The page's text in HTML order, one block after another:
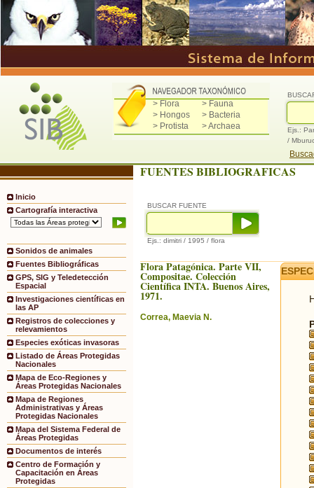
> Flora
> Fauna
> Hongos
> Bacteria
> Protista
> Archaea
Ejs.:
/
Inicio
Cartografía interactiva
Sonidos de animales
Fuentes Bibliográficas
GPS, SIG y Teledetección
Espacial
Investigaciones científicas en
las AP
Registros de colecciones y
relevamientos
Especies exóticas invasoras
Listado de Áreas Protegidas
Nacionales
Mapa de Eco-Regiones y
Áreas Protegidas Nacionales
Mapa de Regiones
Administrativas y Áreas
Protegidas Nacionales
Mapa del Sistema Federal de
Áreas Protegidas
Documentos de interés
Centro de Formación y
Capacitación en Áreas
Protegidas
FUENTES BIBLIOGRAFICAS
BUSCAR FUENTE
Ejs.: dimitri / 1995 / flora
Flora Patagónica. Parte VII,
Compositae. Colección
Científica INTA. Buenos Aires,
1971.
Correa, Maevia N.